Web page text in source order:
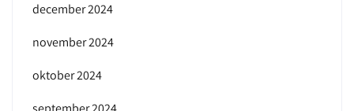
december 2024
november 2024
oktober 2024